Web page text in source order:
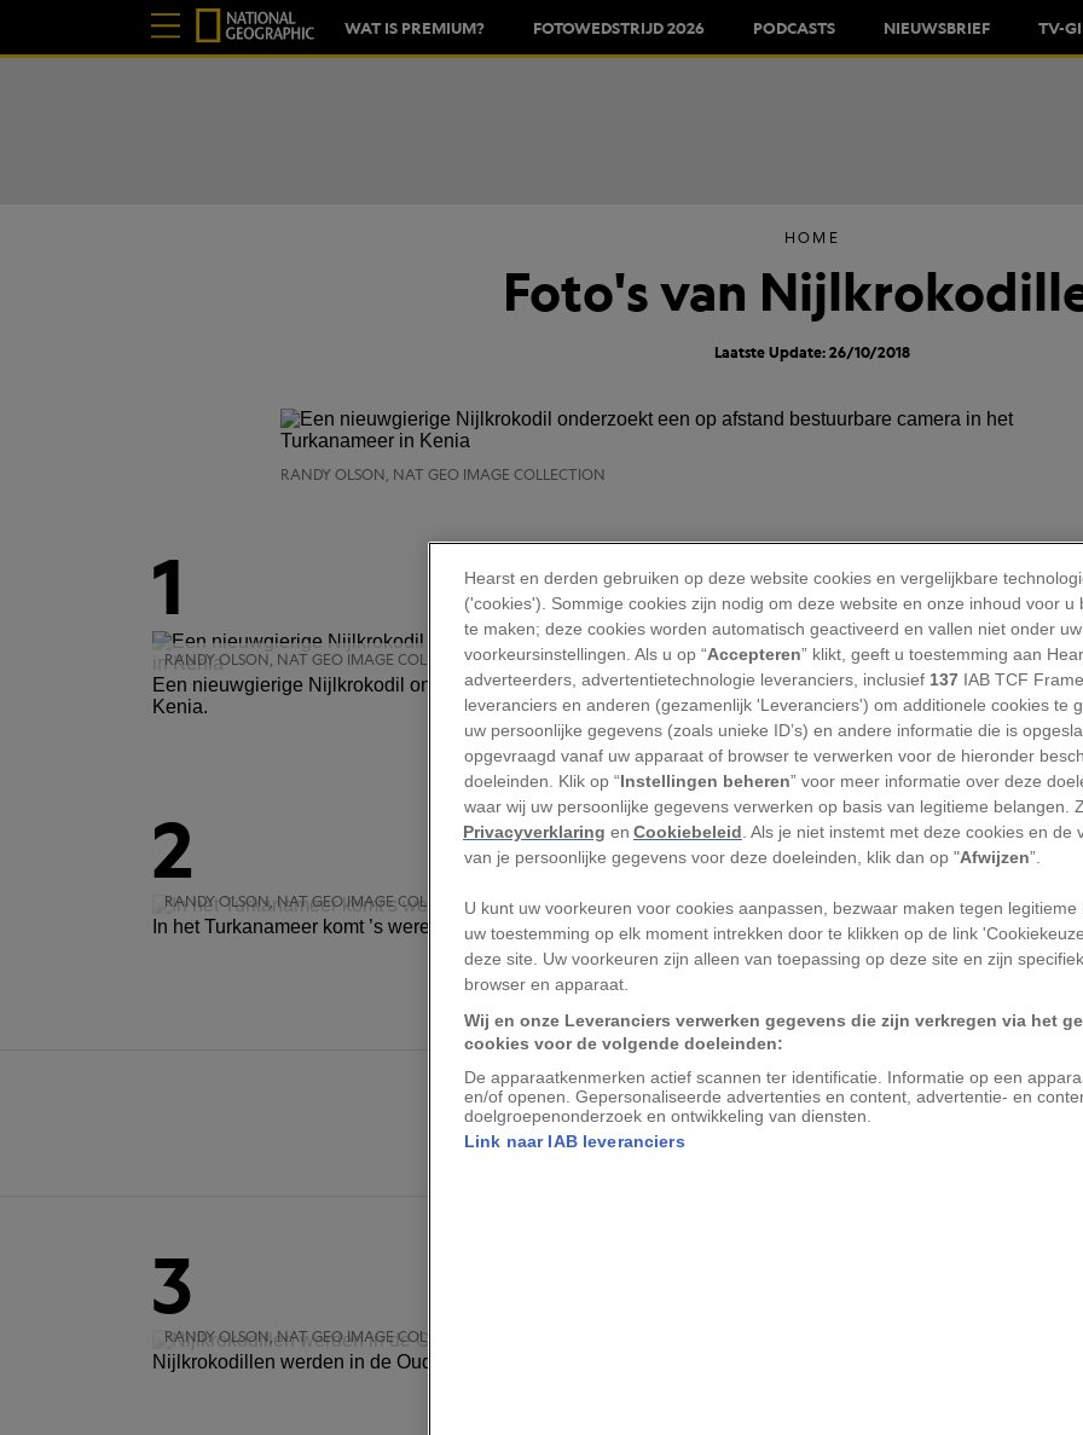
WAT IS PREMIUM? FOTOWEDSTRIJD 2026 PODCASTS NIEUWSBRIEF TV-
HOME
Foto's van
Laatste Update: 26/10/2018
RANDY OLSON, NAT GEO IMAGE COLLECTION
1
RANDY OLSON, NAT GEO IMAGE COLLECTION
Een nieuwgierige Nijlkrokodil onderzoekt een op afstand bestuurbare camera in het Turkanameer in
Kenia.
2
RANDY OLSON, NAT GEO IMAGE COLLECTION
In het Turkanameer komt ’s werelds grootste populatie Nijlkrokodillen voor.
Advertentie - Lees hieronder verder
3
RANDY OLSON, NAT GEO IMAGE COLLECTION
Nijlkrokodillen werden in de Oud-Egyptische cultuur en mythologie vereerd.
Hearst en derden gebruiken op deze website cookies en vergelijkbare
('cookies'). Sommige cookies zijn nodig om deze website en onze inhoud voor u
te maken; deze cookies worden automatisch geactiveerd en vallen niet onder uw
voorkeursinstellingen. Als u op “Accepteren” klikt, geeft u toestemming aan
adverteerders, advertentietechnologie leveranciers, inclusief 137 IAB TCF
leveranciers en anderen (gezamenlijk 'Leveranciers') om additionele cookies te
uw persoonlijke gegevens (zoals unieke ID’s) en andere informatie die is
opgevraagd vanaf uw apparaat of browser te verwerken voor de hieronder
doeleinden. Klik op “Instellingen beheren” voor meer informatie over deze
waar wij uw persoonlijke gegevens verwerken op basis van legitieme belangen.
Privacyverklaring enCookiebeleid . Als je niet instemt met deze cookies en de
van je persoonlijke gegevens voor deze doeleinden, klik dan op "Afwijzen”.
U kunt uw voorkeuren voor cookies aanpassen, bezwaar maken tegen legitieme
uw toestemming op elk moment intrekken door te klikken op de link
deze site. Uw voorkeuren zijn alleen van toepassing op deze site en zijn
browser en apparaat.
Wij en onze Leveranciers verwerken gegevens die zijn verkregen via het
cookies voor de volgende doeleinden:
De apparaatkenmerken actief scannen ter identificatie. Informatie op een
en/of openen. Gepersonaliseerde advertenties en content, advertentie- en
doelgroepenonderzoek en ontwikkeling van diensten.
Link naar IAB leveranciers